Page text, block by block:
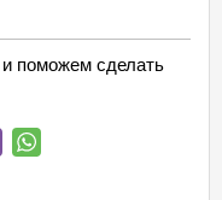
поможем сделать